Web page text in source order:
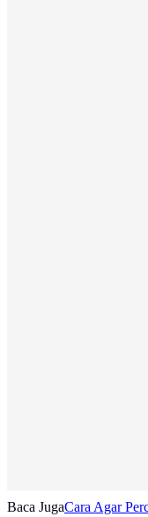
Baca JugaCara Agar